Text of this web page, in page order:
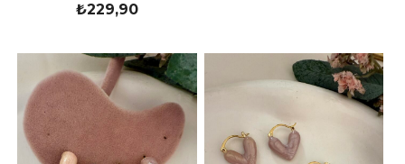
₺229,90